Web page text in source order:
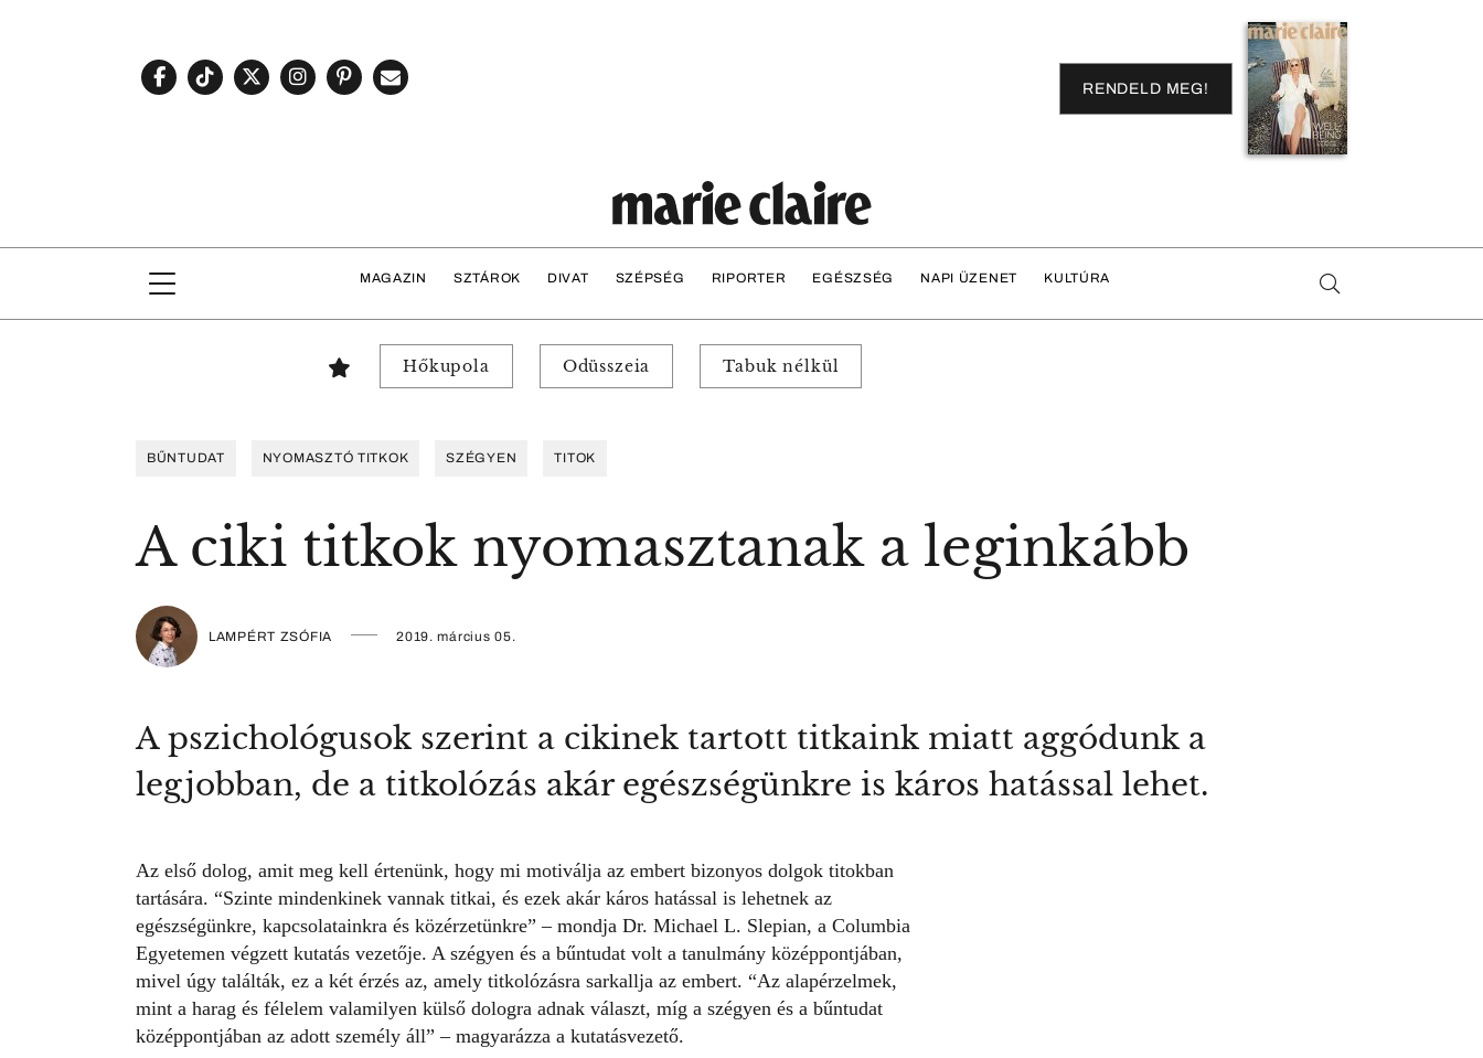
RENDELD MEG!
MAGAZIN SZTÁROK DIVAT SZÉPSÉG RIPORTER EGÉSZSÉG NAPI ÜZENET KULTÚRA
Hőkupola Odüsszeia Tabuk nélkül
BŰNTUDAT NYOMASZTÓ TITKOK SZÉGYEN TITOK
A ciki titkok nyomasztanak a leginkább
LAMPÉRT ZSÓFIA 2019. március 05.
A pszichológusok szerint a cikinek tartott titkaink miatt aggódunk a
legjobban, de a titkolózás akár egészségünkre is káros hatással lehet.
Az első dolog, amit meg kell értenünk, hogy mi motiválja az embert bizonyos dolgok titokban
tartására. “Szinte mindenkinek vannak titkai, és ezek akár káros hatással is lehetnek az
egészségünkre, kapcsolatainkra és közérzetünkre” – mondja Dr. Michael L. Slepian, a Columbia
Egyetemen végzett kutatás vezetője. A szégyen és a bűntudat volt a tanulmány középpontjában,
mivel úgy találták, ez a két érzés az, amely titkolózásra sarkallja az embert. “Az alapérzelmek,
mint a harag és félelem valamilyen külső dologra adnak választ, míg a szégyen és a bűntudat
középpontjában az adott személy áll” – magyarázza a kutatásvezető.